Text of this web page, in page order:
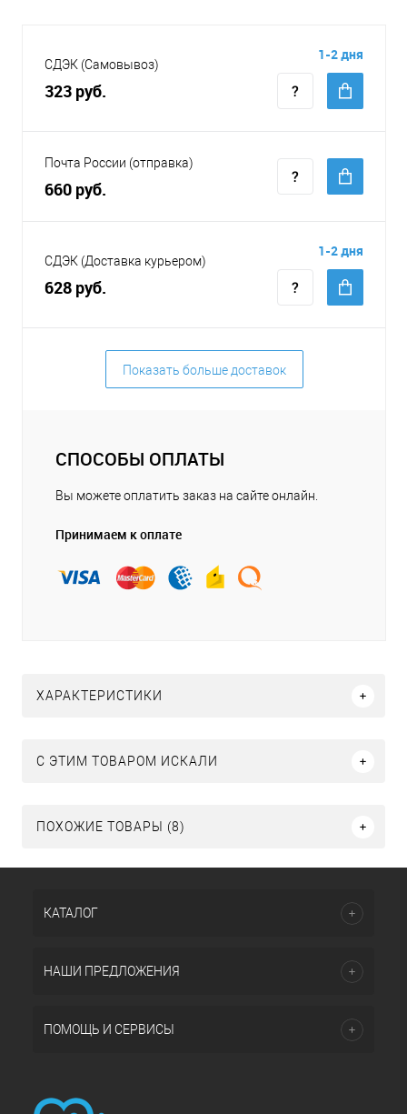
СДЭК (Самовывоз)
323 руб.
1-2 дня
Почта России (отправка)
660 руб.
СДЭК (Доставка курьером)
628 руб.
1-2 дня
Показать больше доставок
СПОСОБЫ ОПЛАТЫ
Вы можете оплатить заказ на сайте онлайн.
Принимаем к оплате
ХАРАКТЕРИСТИКИ
C ЭТИМ ТОВАРОМ ИСКАЛИ
ПОХОЖИЕ ТОВАРЫ (8)
КАТАЛОГ
НАШИ ПРЕДЛОЖЕНИЯ
ПОМОЩЬ И СЕРВИСЫ